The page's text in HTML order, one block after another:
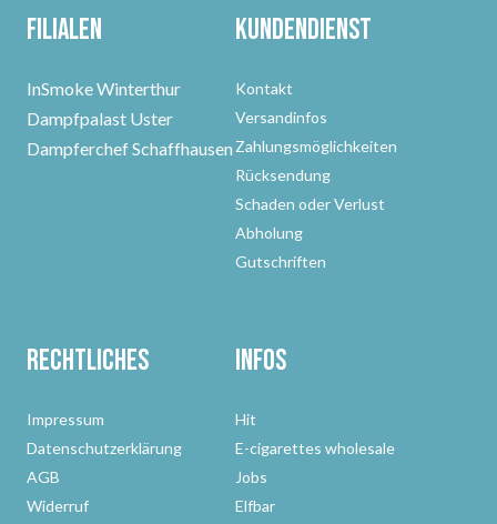
Filialen
InSmoke Winterthur
Dampfpalast Uster
Dampferchef Schaffhausen
Kundendienst
Kontakt
Versandinfos
Zahlungsmöglichkeiten
Rücksendung
Schaden oder Verlust
Abholung
Gutschriften
Rechtliches
Impressum
Datenschutzerklärung
AGB
Widerruf
Infos
Hit
E-cigarettes wholesale
Jobs
Elfbar